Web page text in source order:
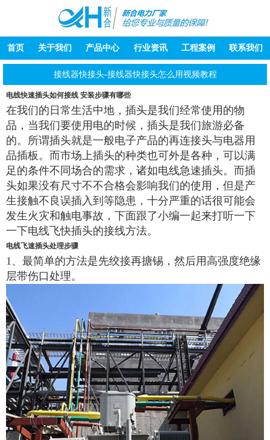
首页 关于我们 产品中心 行业资讯 工程案例 联系我们
接线器快接头-接线器快接头怎么用视频教程
电线快速插头如何接线 安装步骤有哪些
在我们的日常生活中地，插头是我们经常使用的物
品，当我们要使用电的时候，插头是我们旅游必备
的。所谓插头就是一般电子产品的再连接头与电器用
品插板。而市场上插头的种类也可外是各种，可以满
足的条件不同场合的需求，诸如电线急速插头。而插
头如果没有尺寸不不合格会影响我们的使用，但是产
生接触不良误插入到等隐患，十分严重的话很可能会
发生火灾和触电事故，下面跟了小编一起来打听一下
一下电线飞快插头的接线方法。
电线飞速插头处理步骤
1、最简单的方法是先绞接再搪锡，然后用高强度绝缘
层带伤口处理。